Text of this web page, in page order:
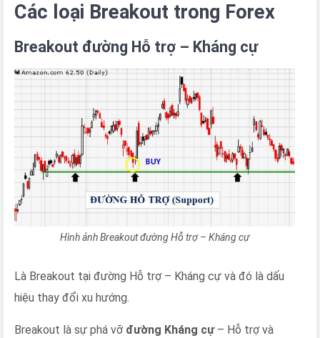
Các loại Breakout trong Forex
Breakout đường Hỗ trợ – Kháng cự
Hình ảnh Breakout đường Hỗ trợ – Kháng cự
Là Breakout tại đường Hỗ trợ – Kháng cự và đó là dấu
hiệu thay đổi xu hướng.
Breakout là sự phá vỡ đường Kháng cự– Hỗ trợ và